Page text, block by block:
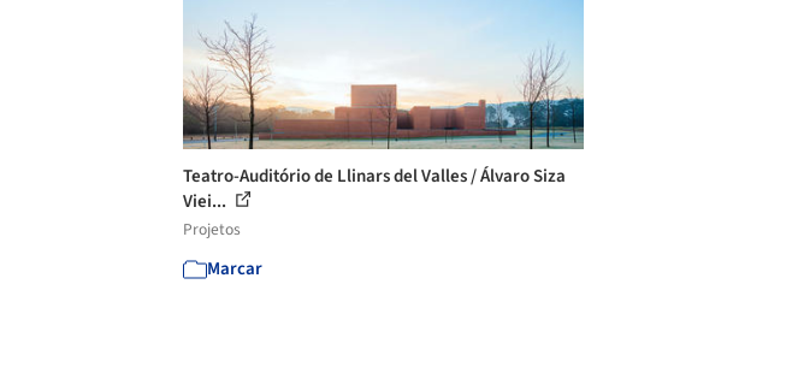
Teatro-Auditório de Llinars del Valles / Álvaro Siza
Viei...
Projetos
Marcar